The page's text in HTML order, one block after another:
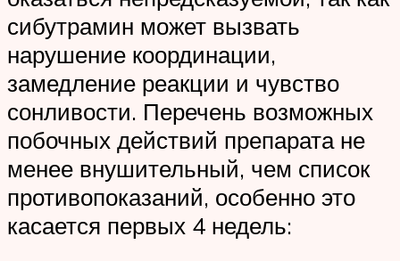
сибутрамин может вызвать
нарушение координации,
замедление реакции и чувство
сонливости. Перечень возможных
побочных действий препарата не
менее внушительный, чем список
противопоказаний, особенно это
касается первых 4 недель: